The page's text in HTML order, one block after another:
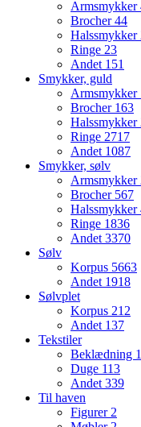
Armsmykker
Brocher44
Halssmykker
Ringe 23
Andet 151
Smykker, guld
Armsmykker
Brocher 163
Halssmykker
Ringe 2717
Andet 1087
Smykker, sølv
Armsmykker
Brocher 567
Halssmykker
Ringe 1836
Andet3370
Sølv
Korpus 5663
Andet 1918
Sølvplet
Korpus 212
Andet 137
Tekstiler
Beklædning
Duge 113
Andet339
Til haven
Figurer2